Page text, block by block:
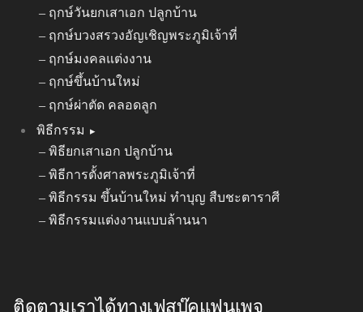
ฤกษ์วันยกเสาเอก ปลูกบ้าน
ฤกษ์บวงสรวงอัญเชิญพระภูมิเจ้าที่
ฤกษ์มงคลแต่งงาน
ฤกษ์ขึ้นบ้านใหม่
ฤกษ์ผ่าตัด คลอดลูก
พิธีกรรม
พิธียกเสาเอก ปลูกบ้าน
พิธีการตั้งศาลพระภูมิเจ้าที่
พิธีกรรม ขึ้นบ้านใหม่ ทำบุญ สืบชะตาราศี
พิธีกรรมแต่งงานแบบล้านนา
ติดตามเราได้ทางเฟสบุ๊คแฟนเพจ